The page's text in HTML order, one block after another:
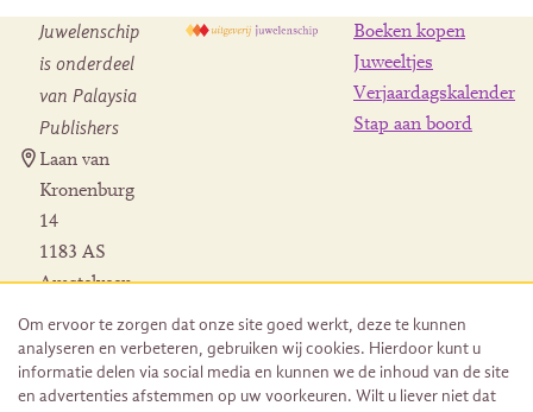
Juwelenschip
is onderdeel
van Palaysia
Publishers
Laan van
Kronenburg
14
1183 AS
Amstelveen
Herroeping
bestelling
Boeken kopen
Juweeltjes
Verjaardagskalender
Stap aan boord
Om ervoor te zorgen dat onze site goed werkt, deze te kunnen
analyseren en verbeteren, gebruiken wij cookies. Hierdoor kunt u
informatie delen via social media en kunnen we de inhoud van de site
en advertenties afstemmen op uw voorkeuren. Wilt u liever niet dat